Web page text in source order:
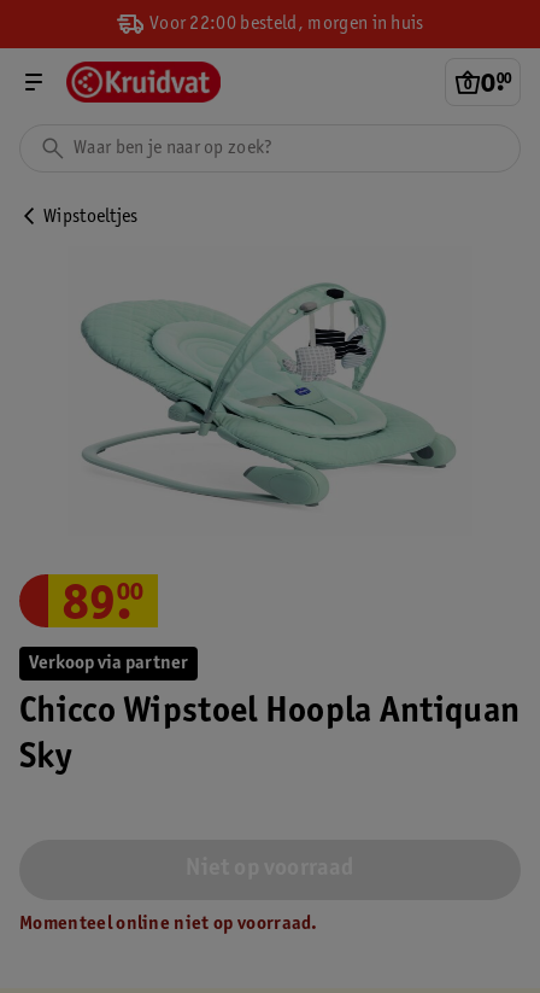
Voor 22:00 besteld, morgen in huis
0.
00
Wipstoeltjes
Verkoop via partner
Chicco Wipstoel Hoopla Antiquan
Sky
89.
00
Momenteel online niet op voorraad.